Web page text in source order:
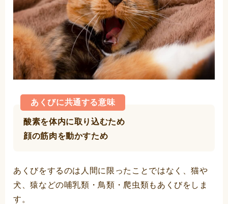
あくびに共通する意味
酸素を体内に取り込むため
顔の筋肉を動かすため
あくびをするのは人間に限ったことではなく、猫や
犬、猿などの哺乳類・鳥類・爬虫類もあくびをしま
す。